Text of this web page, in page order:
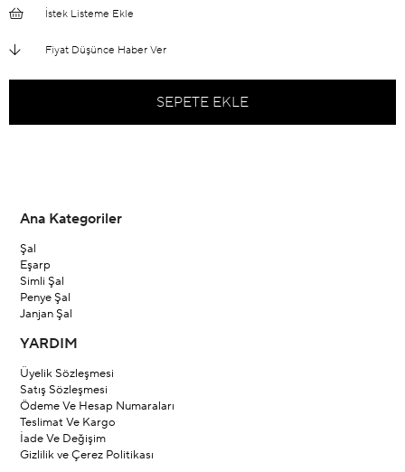
İstek Listeme Ekle
Fiyat Düşünce Haber Ver
Ana Kategoriler
Şal
Eşarp
Simli Şal
Penye Şal
Janjan Şal
YARDIM
Üyelik Sözleşmesi
Satış Sözleşmesi
Ödeme Ve Hesap Numaraları
Teslimat Ve Kargo
İade Ve Değişim
Gizlilik ve Çerez Politikası